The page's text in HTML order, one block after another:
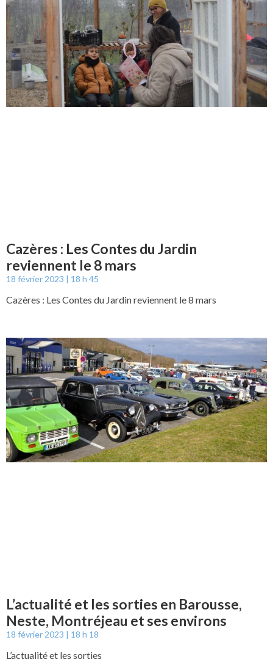
Cazères : Les Contes du Jardin
reviennent le 8 mars
18 février 2023 18 h 45
Cazères : Les Contes du Jardin reviennent le 8 mars
L’actualité et les sorties en Barousse,
Neste, Montréjeau et ses environs
18 février 2023 18 h 18
L’actualité et les sorties